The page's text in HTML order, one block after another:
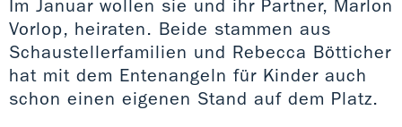
Im Januar wollen sie und ihr Partner, Marlon
Vorlop, heiraten. Beide stammen aus
Schaustellerfamilien und Rebecca Bötticher
hat mit dem Entenangeln für Kinder auch
schon einen eigenen Stand auf dem Platz.